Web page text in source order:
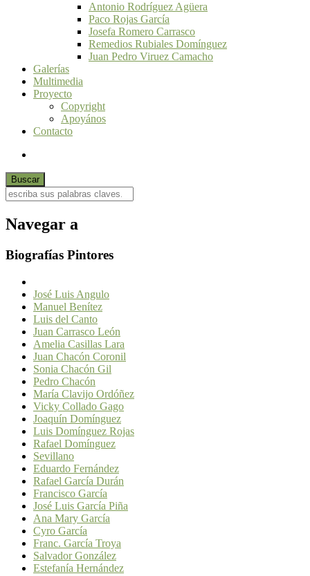
Antonio Rodríguez Agüera
Paco Rojas García
Josefa Romero Carrasco
Remedios Rubiales Domínguez
Juan Pedro Viruez Camacho
Galerías
Multimedia
Proyecto
Copyright
Apoyános
Contacto
Navegar a
Biografías Pintores
José Luis Angulo
Manuel Benítez
Luis del Canto
Juan Carrasco León
Amelia Casillas Lara
Juan Chacón Coronil
Sonia Chacón Gil
Pedro Chacón
María Clavijo Ordóñez
Vicky Collado Gago
Joaquín Domínguez
Luis Domínguez Rojas
Rafael Domínguez
Sevillano
Eduardo Fernández
Rafael García Durán
Francisco García
José Luis García Piña
Ana Mary García
Cyro García
Franc. García Troya
Salvador González
Estefanía Hernández